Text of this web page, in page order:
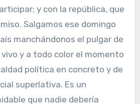
y con la república, que
Salgamos ese domingo
manchándonos el pulgar de
y a todo color el momento
política en concreto y de
superlativa. Es un
que nadie debería